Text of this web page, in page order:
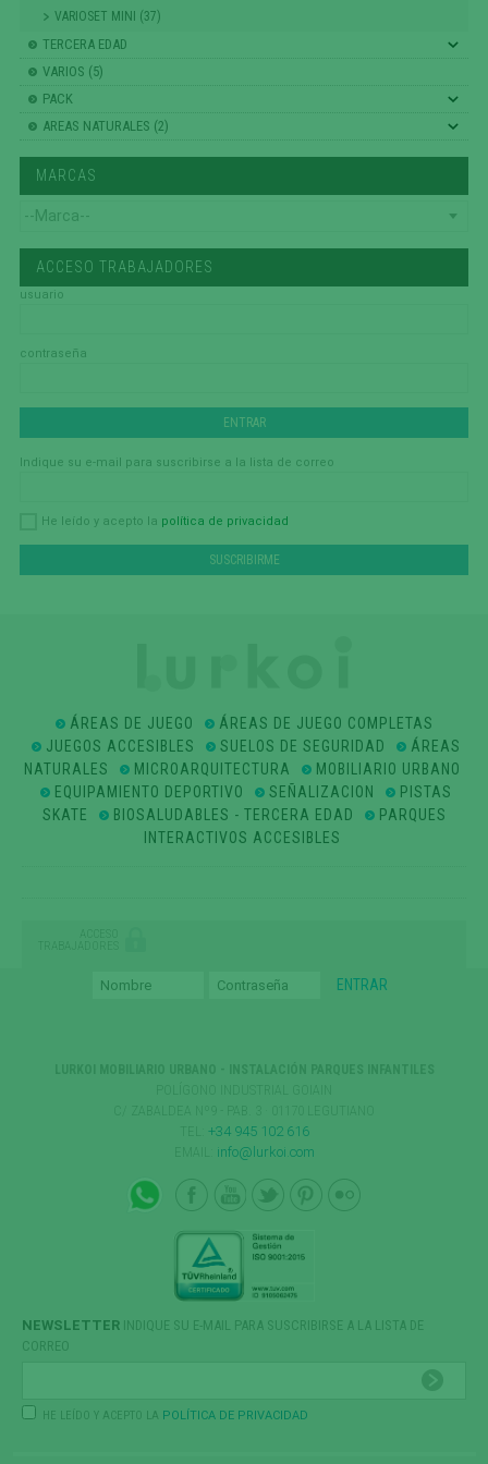
VARIOSET MINI (37)
TERCERA EDAD
VARIOS (5)
PACK
AREAS NATURALES (2)
MARCAS
ACCESO TRABAJADORES
usuario
contraseña
Indique su e-mail para suscribirse a la lista de correo
He leído y acepto la política de privacidad
ÁREAS DE JUEGO
ÁREAS DE JUEGO COMPLETAS
JUEGOS ACCESIBLES
SUELOS DE SEGURIDAD
ÁREAS
NATURALES
MICROARQUITECTURA
MOBILIARIO URBANO
EQUIPAMIENTO DEPORTIVO
SEÑALIZACION
PISTAS
SKATE
BIOSALUDABLES - TERCERA EDAD
PARQUES
INTERACTIVOS ACCESIBLES
ACCESO
TRABAJADORES
+34 945 102 616
info@lurkoi.com
NEWSLETTER INDIQUE SU E-MAIL PARA SUSCRIBIRSE A LA LISTA DE
CORREO
HE LEÍDO Y ACEPTO LA POLÍTICA DE PRIVACIDAD